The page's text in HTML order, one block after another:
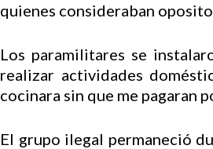
quienes consideraban
Los paramilitares se
realizar actividades
cocinara sin que me pagaran
El grupo ilegal permaneció